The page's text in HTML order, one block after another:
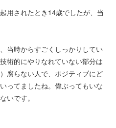
されたとき14歳でしたが、当
当時からすごくしっかりしてい
術的にやりなれていない部分は
腐らない人で、ポジティブにど
ってましたね。偉ぶってもいな
いです。